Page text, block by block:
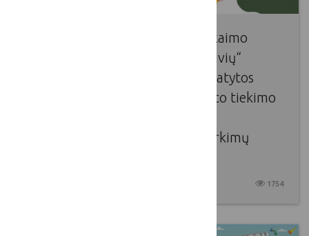
Balandžio 24 d. įvyko Lietuvos kaimo
tinklo organizuotas „LKT dirbtuvių“
renginys, kurio metu buvo pristatytos
galimybės vystyti trumpas maisto tiekimo
supaprastintų viešųjų maisto pirkimų
1754